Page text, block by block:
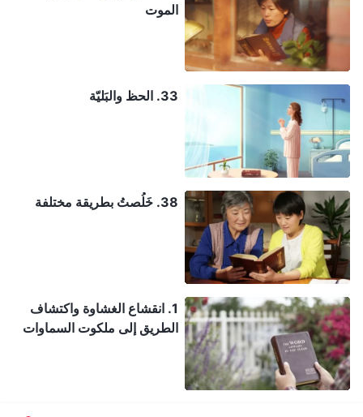
الموت
33. الحظ والبَليّة
38. خَلُصتُ بطريقة مختلفة
1. انقشاع الغشاوة واكتشاف
الطريق إلى ملكوت السماوات